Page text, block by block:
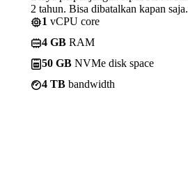
2 tahun. Bisa dibatalkan kapan saja.
1 vCPU core
4 GB RAM
50 GB NVMe disk space
4 TB bandwidth